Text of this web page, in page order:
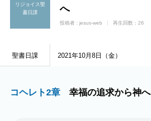
リジョイス聖
書日課
へ
投稿者 : jesus-web 再生回数：26
聖書日課 2021年10月8日（金）
コヘレト2章 幸福の追求から神へ